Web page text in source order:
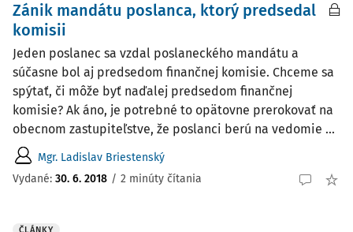
Zánik mandátu poslanca, ktorý predsedal
komisii
Jeden poslanec sa vzdal poslaneckého mandátu a
súčasne bol aj predsedom finančnej komisie. Chceme sa
spýtať, či môže byť naďalej predsedom finančnej
komisie? Ak áno, je potrebné to opätovne prerokovať na
obecnom zastupiteľstve, že poslanci berú na vedomie ...
Mgr. Ladislav Briestenský
Vydané: 30. 6. 2018 / 2 minúty čítania